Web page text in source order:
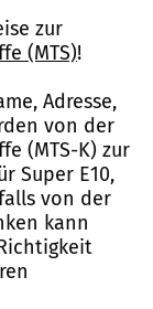
zur
(MTS)!
Adresse,
von der
(MTS-K) zur
Super E10,
von der
kann